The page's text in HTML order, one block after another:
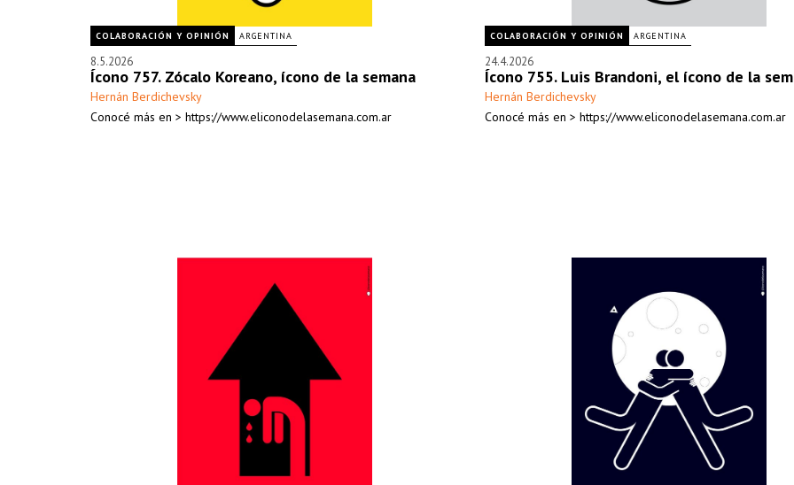
COLABORACIÓN Y OPINIÓN ARGENTINA
8.5.2026
Ícono 757. Zócalo Koreano, ícono de la semana
Hernán Berdichevsky
Conocé más en > https://www.eliconodelasemana.com.ar
COLABORACIÓN Y OPINIÓN ARGENTINA
24.4.2026
Ícono 755. Luis Brandoni, el ícono de la
Hernán Berdichevsky
Conocé más en > https://www.eliconodelasemana.com.ar